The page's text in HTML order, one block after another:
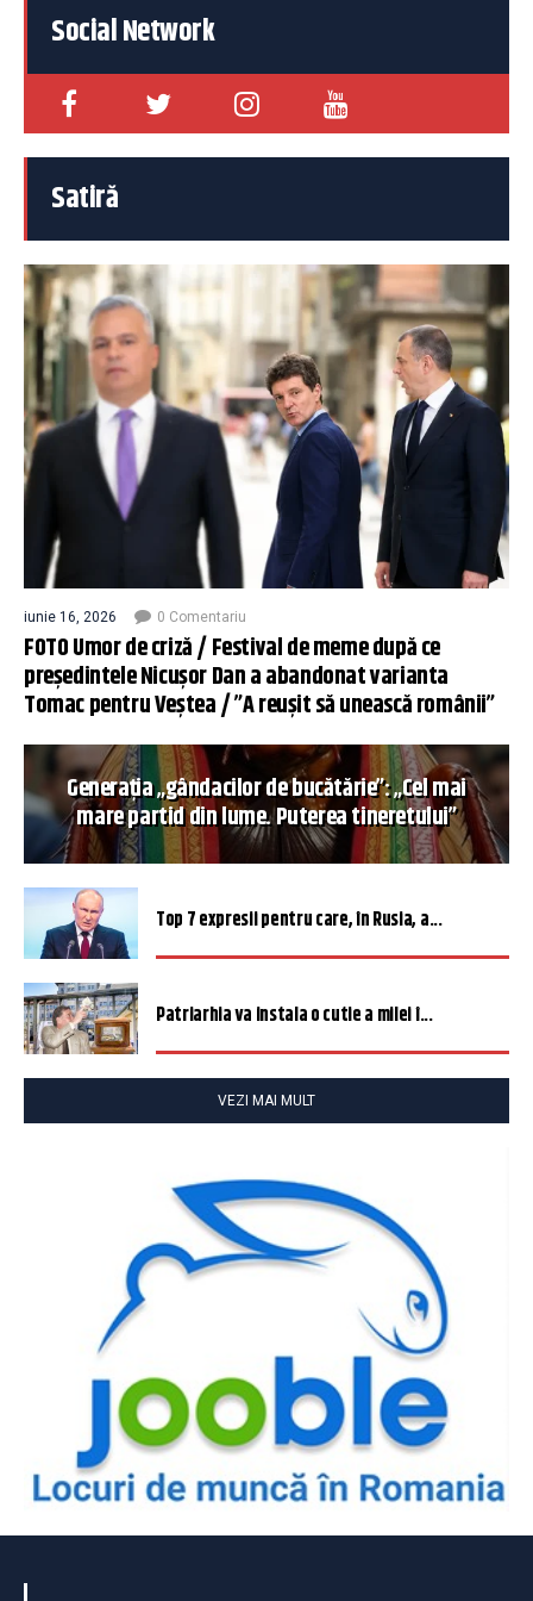
Social Network
Satiră
iunie 16, 2026 0 Comentariu
FOTO Umor de criză / Festival de meme după ce
președintele Nicușor Dan a abandonat varianta
Tomac pentru Veștea / ”A reușit să unească românii”
Generația „gândacilor de bucătărie”: „Cel mai
mare partid din lume. Puterea tineretului”
Top 7 expresii pentru care, în Rusia, a...
Patriarhia va instala o cutie a milei î...
VEZI MAI MULT